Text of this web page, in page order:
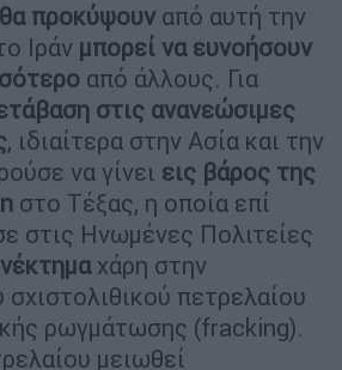
προκύψουν από αυτή την
Ιράν μπορεί να ευνοήσουν
από άλλους. Για
στις ανανεώσιμες
, ιδιαίτερα στην Ασία και την
να γίνει εις βάρος της
στο Τέξας, η οποία επί
στις Ηνωμένες Πολιτείες
χάρη στην
πετρελαίου
ρωγμάτωσης (fracking).
μειωθεί